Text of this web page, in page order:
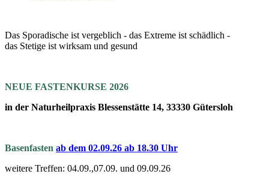
Das Sporadische ist vergeblich - das Extreme ist schädlich -
das Stetige ist wirksam und gesund
NEUE FASTENKURSE 2026
in der Naturheilpraxis Blessenstätte 14, 33330 Gütersloh
Basenfasten ab dem 02.09.26 ab 18.30 Uhr
weitere Treffen: 04.09.,07.09. und 09.09.26